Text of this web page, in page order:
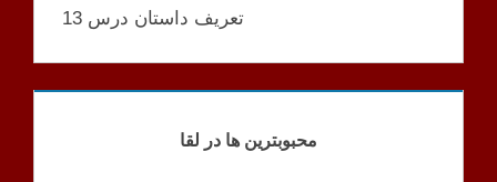
تعریف داستان درس 13
محبوبترین ها در لقا